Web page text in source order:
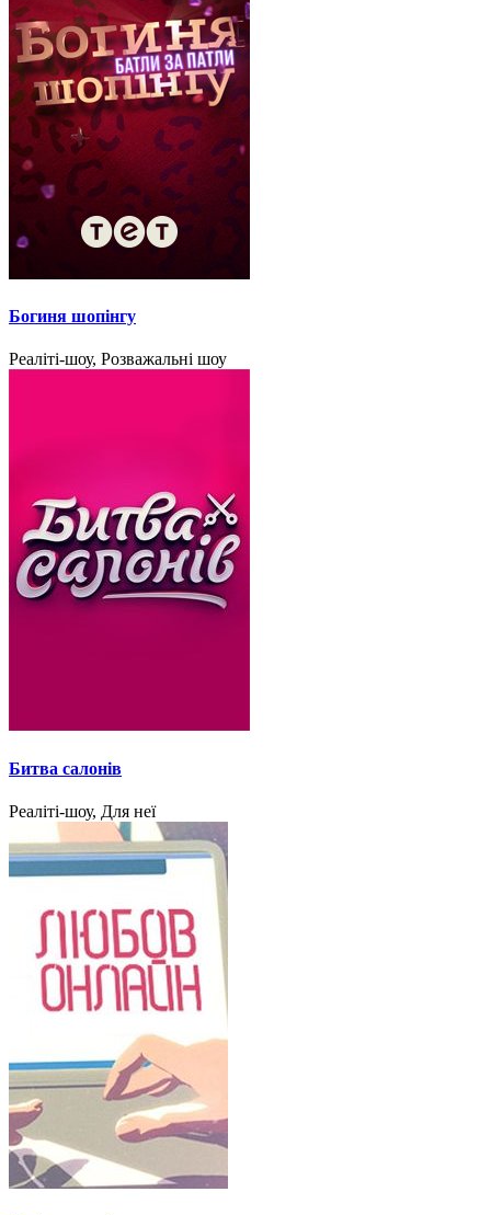
Богиня шопінгу
Реаліті-шоу, Розважальні шоу
Битва салонів
Реаліті-шоу, Для неї